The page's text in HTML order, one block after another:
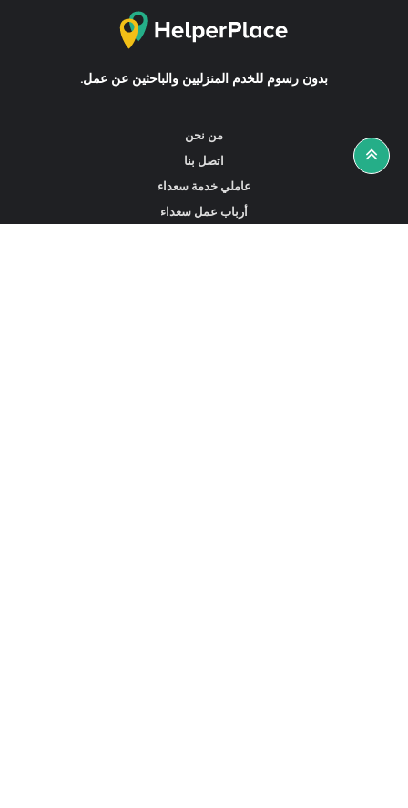
بدون رسوم للخدم المنزليين والباحثين عن عمل.
من نحن
اتصل بنا
عاملي خدمة سعداء
أرباب عمل سعداء